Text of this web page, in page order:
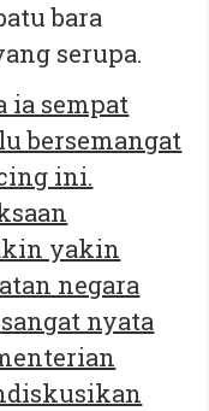
bara
serupa.
ia sempat
bersemangat
ini.
yakin
negara
nyata